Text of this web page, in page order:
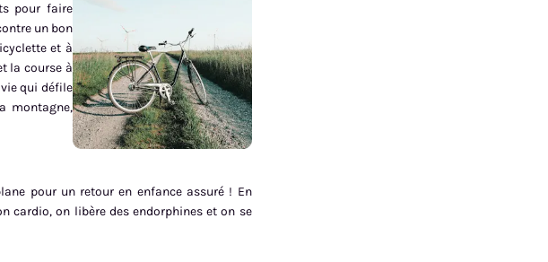
pour faire
un bon
et à
la course à
qui défile
montagne,
pour un retour en enfance assuré ! En
cardio, on libère des endorphines et on se